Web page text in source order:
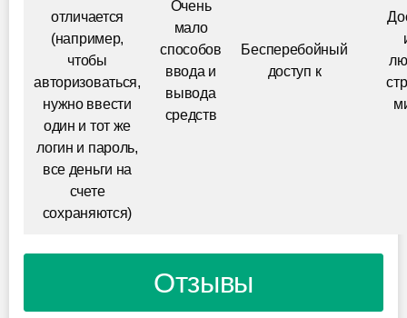
отличается
(например,
чтобы
авторизоваться,
нужно ввести
один и тот же
логин и пароль,
все деньги на
счете
сохраняются)
Очень
мало
способов
ввода и
вывода
средств
Бесперебойный
доступ к
Отзывы